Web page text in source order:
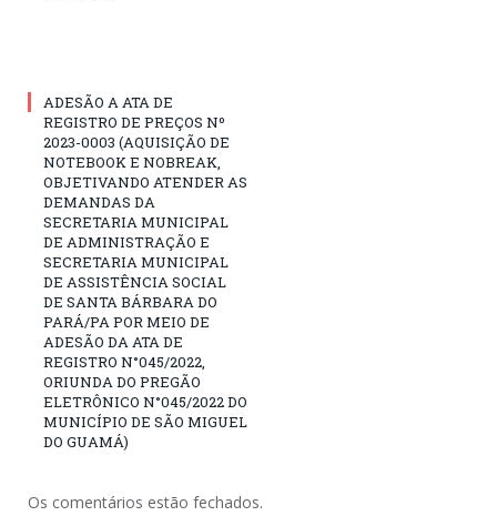
ADESÃO A ATA DE
REGISTRO DE PREÇOS Nº
2023-0003 (AQUISIÇÃO DE
NOTEBOOK E NOBREAK,
OBJETIVANDO ATENDER AS
DEMANDAS DA
SECRETARIA MUNICIPAL
DE ADMINISTRAÇÃO E
SECRETARIA MUNICIPAL
DE ASSISTÊNCIA SOCIAL
DE SANTA BÁRBARA DO
PARÁ/PA POR MEIO DE
ADESÃO DA ATA DE
REGISTRO N°045/2022,
ORIUNDA DO PREGÃO
ELETRÔNICO N°045/2022 DO
MUNICÍPIO DE SÃO MIGUEL
DO GUAMÁ)
Os comentários estão fechados.